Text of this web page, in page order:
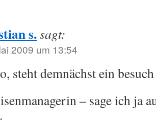
s.sagt:
2009 um 13:54
steht demnächst ein
– sage ich ja